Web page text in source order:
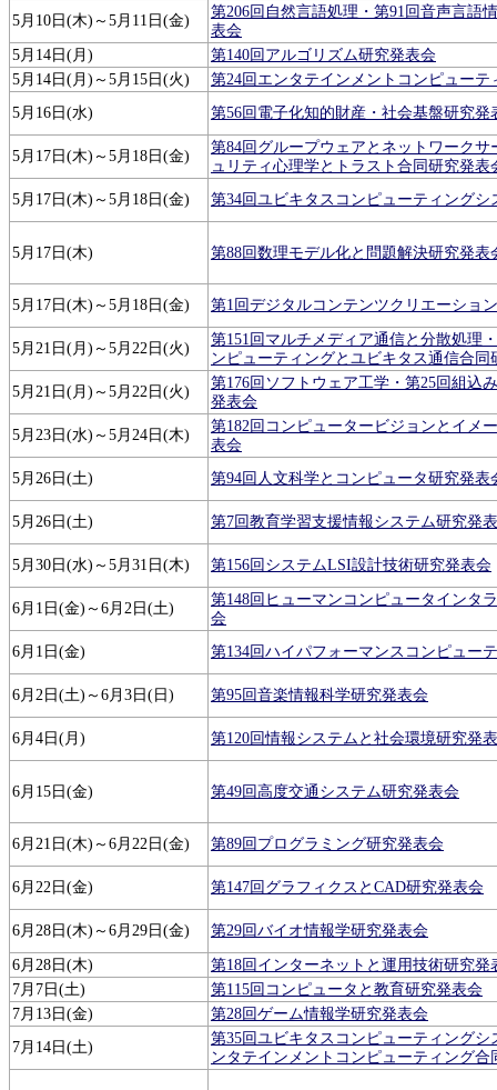
5月10日(木)～5月11日(金)
第206回自然言語処理・第91回音声言語
表会
5月14日(月)
第140回アルゴリズム研究発表会
5月14日(月)～5月15日(火)
第24回エンタテインメントコンピューテ
5月16日(水)
第56回電子化知的財産・社会基盤研究発
5月17日(木)～5月18日(金)
第84回グループウェアとネットワークサ
ュリティ心理学とトラスト合同研究発表
5月17日(木)～5月18日(金)
第34回ユビキタスコンピューティングシ
5月17日(木) 第88回数理モデル化と問題解決研究発表
5月17日(木)～5月18日(金) 第1回デジタルコンテンツクリエーショ
5月21日(月)～5月22日(火)
第151回マルチメディア通信と分散処理
ンピューティングとユビキタス通信合同
5月21日(月)～5月22日(火)
第176回ソフトウェア工学・第25回組込
発表会
5月23日(水)～5月24日(木)
第182回コンピュータービジョンとイメ
表会
5月26日(土)
第94回人文科学とコンピュータ研究発表
5月26日(土) 第7回教育学習支援情報システム研究発
5月30日(水)～5月31日(木) 第156回システムLSI設計技術研究発表会
6月1日(金)～6月2日(土)
第148回ヒューマンコンピュータインタ
会
6月1日(金)
第134回ハイパフォーマンスコンピュー
6月2日(土)～6月3日(日) 第95回音楽情報科学研究発表会
6月4日(月) 第120回情報システムと社会環境研究発
6月15日(金) 第49回高度交通システム研究発表会
6月21日(木)～6月22日(金) 第89回プログラミング研究発表会
6月22日(金) 第147回グラフィクスとCAD研究発表会
6月28日(木)～6月29日(金) 第29回バイオ情報学研究発表会
6月28日(木)
第18回インターネットと運用技術研究発
7月7日(土)
第115回コンピュータと教育研究発表会
7月13日(金)
第28回ゲーム情報学研究発表会
7月14日(土)
第35回ユビキタスコンピューティングシ
ンタテインメントコンピューティング合